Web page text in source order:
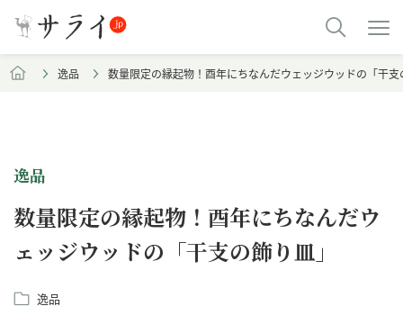
逸品 数量限定の縁起物！酉年にちなんだウェッジウッドの「干支
逸品
数量限定の縁起物！酉年にちなんだウ
ェッジウッドの「干支の飾り皿」
逸品